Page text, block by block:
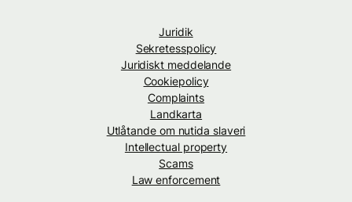
Juridik
Sekretesspolicy
Juridiskt meddelande
Cookiepolicy
Complaints
Landkarta
Utlåtande om nutida slaveri
Intellectual property
Scams
Law enforcement